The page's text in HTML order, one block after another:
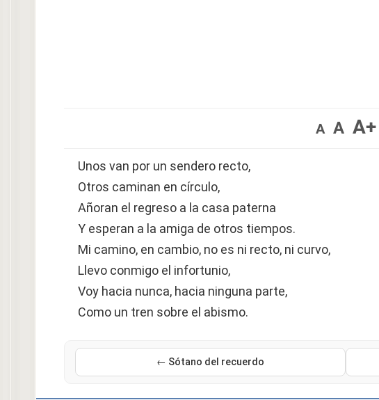
A A A+
Unos van por un sendero recto,
Otros caminan en círculo,
Añoran el regreso a la casa paterna
Y esperan a la amiga de otros tiempos.
Mi camino, en cambio, no es ni recto, ni curvo,
Llevo conmigo el infortunio,
Voy hacia nunca, hacia ninguna parte,
Como un tren sobre el abismo.
← Sótano del recuerdo